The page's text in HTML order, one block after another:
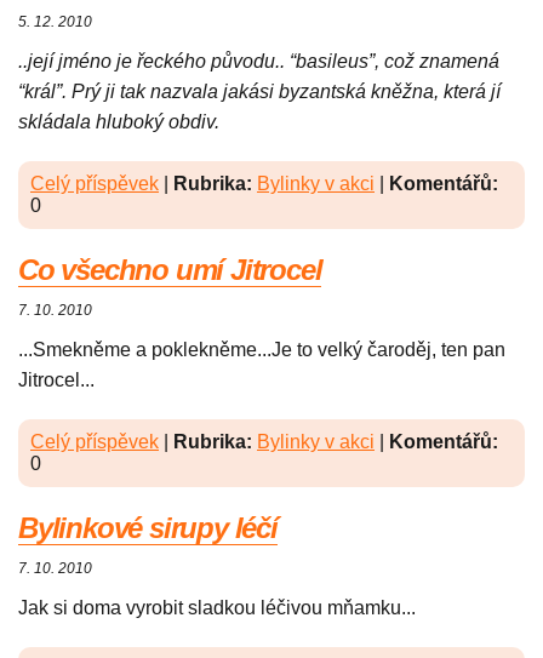
5. 12. 2010
..její jméno je řeckého původu.. “basileus”, což znamená
“král”. Prý ji tak nazvala jakási byzantská kněžna, která jí
skládala hluboký obdiv.
Celý příspěvek Rubrika: Bylinky v akci
Komentářů:
0
Co všechno umí Jitrocel
7. 10. 2010
...Smekněme a poklekněme...Je to velký čaroděj, ten pan
Jitrocel...
Celý příspěvek Rubrika: Bylinky v akci
Komentářů:
0
Bylinkové sirupy léčí
7. 10. 2010
Jak si doma vyrobit sladkou léčivou mňamku...